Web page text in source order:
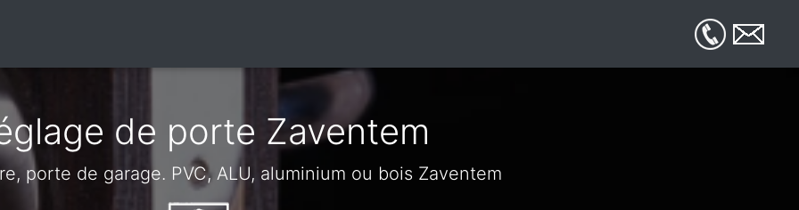
de porte Zaventem
porte de garage. PVC, ALU, aluminium ou bois Zaventem